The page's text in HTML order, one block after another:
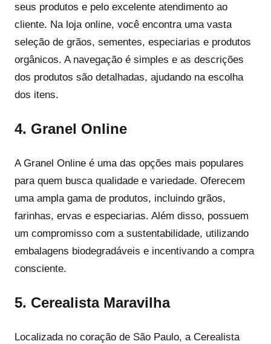
seus produtos e pelo excelente atendimento ao
cliente. Na loja online, você encontra uma vasta
seleção de grãos, sementes, especiarias e produtos
orgânicos. A navegação é simples e as descrições
dos produtos são detalhadas, ajudando na escolha
dos itens.
4. Granel Online
A Granel Online é uma das opções mais populares
para quem busca qualidade e variedade. Oferecem
uma ampla gama de produtos, incluindo grãos,
farinhas, ervas e especiarias. Além disso, possuem
um compromisso com a sustentabilidade, utilizando
embalagens biodegradáveis e incentivando a compra
consciente.
5. Cerealista Maravilha
Localizada no coração de São Paulo, a Cerealista